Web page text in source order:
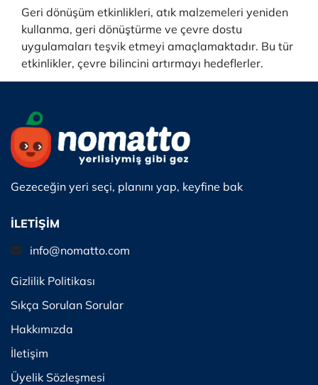
Geri dönüşüm etkinlikleri, atık malzemeleri yeniden
kullanma, geri dönüştürme ve çevre dostu
uygulamaları teşvik etmeyi amaçlamaktadır. Bu tür
etkinlikler, çevre bilincini artırmayı hedeflerler.
Gezeceğin yeri seçi, planını yap, keyfine bak
İLETİŞİM
info@nomatto.com
Gizlilik Politikası
Sıkça Sorulan Sorular
Hakkımızda
İletişim
Üyelik Sözleşmesi